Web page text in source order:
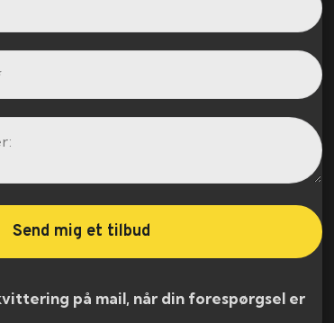
på mail, når din forespørgsel er